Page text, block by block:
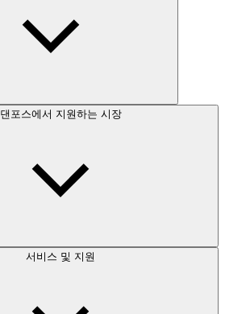
댄포스에서 지원하는 시장
서비스 및 지원